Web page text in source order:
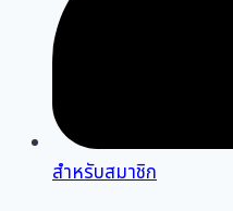
สำหรับสมาชิก